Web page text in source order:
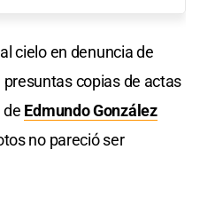
cielo en denuncia de
copias de actas
de Edmundo González
no pareció ser